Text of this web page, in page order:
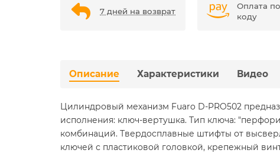
7 дней на возврат
Оплата
коду
Описание Характеристики Видео
Цилиндровый механизм Fuaro D-PRO502
исполнения: ключ-вертушка. Тип ключа:
комбинаций. Твердосплавные штифты от
ключей с пластиковой головкой, крепежный